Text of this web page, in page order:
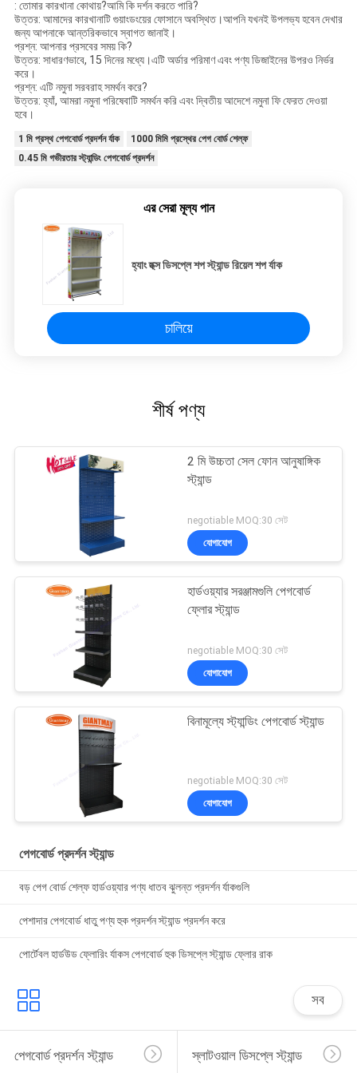
: তোমার কারখানা কোথায়?আমি কি দর্শন করতে পারি?
উত্তর: আমাদের কারখানাটি গুয়াংডংয়ের ফোসানে অবস্থিত।আপনি যখনই উপলভ্য হবেন দেখার
জন্য আপনাকে আন্তরিকভাবে স্বাগত জানাই।
প্রশ্ন: আপনার প্রসবের সময় কি?
উত্তর: সাধারণভাবে, 15 দিনের মধ্যে।এটি অর্ডার পরিমাণ এবং পণ্য ডিজাইনের উপরও নির্ভর
করে।
প্রশ্ন: এটি নমুনা সরবরাহ সমর্থন করে?
উত্তর: হ্যাঁ, আমরা নমুনা পরিষেবাটি সমর্থন করি এবং দ্বিতীয় আদেশে নমুনা ফি ফেরত দেওয়া
হবে।
1 মি প্রস্থ পেগবোর্ড প্রদর্শন র্যাক
1000 মিমি প্রস্থের পেগ বোর্ড শেল্ফ
0.45 মি গভীরতার স্ট্যান্ডিং পেগবোর্ড প্রদর্শন
এর সেরা মূল্য পান
হ্যাং হুক্স ডিসপ্লে শপ স্ট্যান্ড রিয়েল শপ র্যাক
চালিয়ে
শীর্ষ পণ্য
2 মি উচ্চতা সেল ফোন আনুষাঙ্গিক
স্ট্যান্ড
negotiable MOQ:30 সেট
যোগাযোগ
হার্ডওয়্যার সরঞ্জামগুলি পেগবোর্ড
ফ্লোর স্ট্যান্ড
negotiable MOQ:30 সেট
যোগাযোগ
বিনামূল্যে স্ট্যান্ডিং পেগবোর্ড স্ট্যান্ড
negotiable MOQ:30 সেট
যোগাযোগ
পেগবোর্ড প্রদর্শন স্ট্যান্ড
বড় পেগ বোর্ড শেল্ফ হার্ডওয়্যার পণ্য ধাতব ঝুলন্ত প্রদর্শন র্যাকগুলি
পেশাদার পেগবোর্ড ধাতু পণ্য হুক প্রদর্শন স্ট্যান্ড প্রদর্শন করে
পোর্টেবল হার্ডউড ফ্লোরিং র্যাকস পেগবোর্ড হুক ডিসপ্লে স্ট্যান্ড ফ্লোর রাক
সব
পেগবোর্ড প্রদর্শন স্ট্যান্ড স্লাটওয়াল ডিসপ্লে স্ট্যান্ড